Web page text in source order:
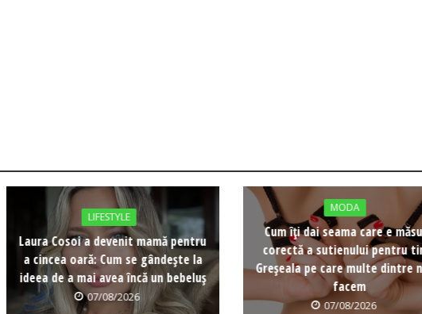
LIFESTYLE
Laura Cosoi a devenit mamă pentru
a cincea oară: Cum se gândește la
ideea de a mai avea încă un bebeluș
07/08/2026
MODA
Cum îți dai seama care e
corectă a sutienului pentru
Greșeala pe care multe dintre
facem
07/08/2026